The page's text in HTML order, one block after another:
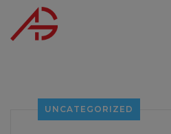
UNCATEGORIZED